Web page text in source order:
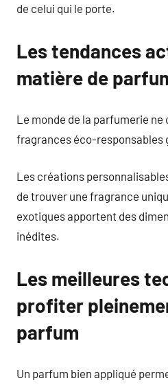
de celui qui le porte.
Les tendances
matière de
Le monde de la parfumerie ne
fragrances éco-responsables
Les créations
de trouver une fragrance
exotiques apportent des
inédites.
Les meilleures
profiter
parfum
Un parfum bien appliqué